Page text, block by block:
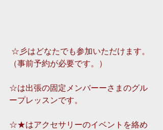
（事前予約が必要です。）
☆は出張の固定メンバーーさまのグル
ープレッスンです。
☆★はアクセサリーのイベントを絡め